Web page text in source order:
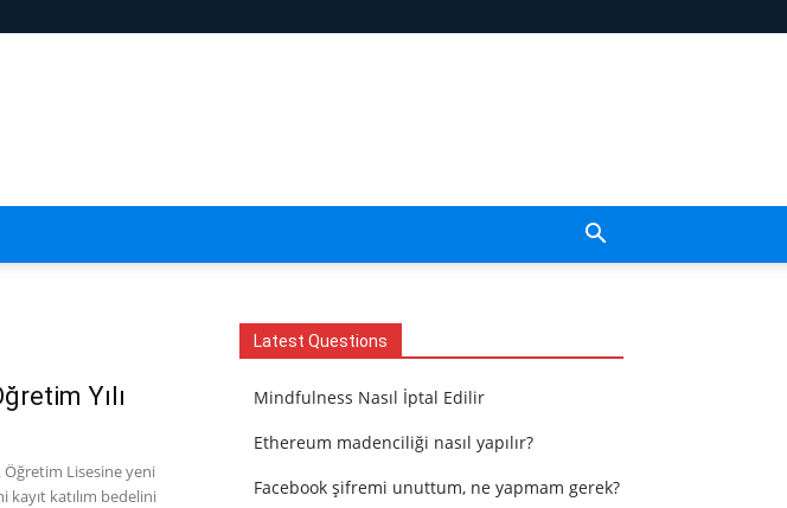
Yılı
Öğretim Lisesine yeni
kayıt katılım bedelini
Latest Questions
Mindfulness Nasıl İptal Edilir
Ethereum madenciliği nasıl yapılır?
Facebook şifremi unuttum, ne yapmam gerek?